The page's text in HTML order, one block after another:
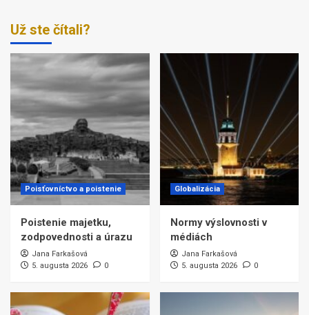
Už ste čítali?
Poisťovníctvo a poistenie
Poistenie majetku,
zodpovednosti a úrazu
Jana Farkašová
5. augusta 2026
0
Globalizácia
Normy výslovnosti v
médiách
Jana Farkašová
5. augusta 2026
0